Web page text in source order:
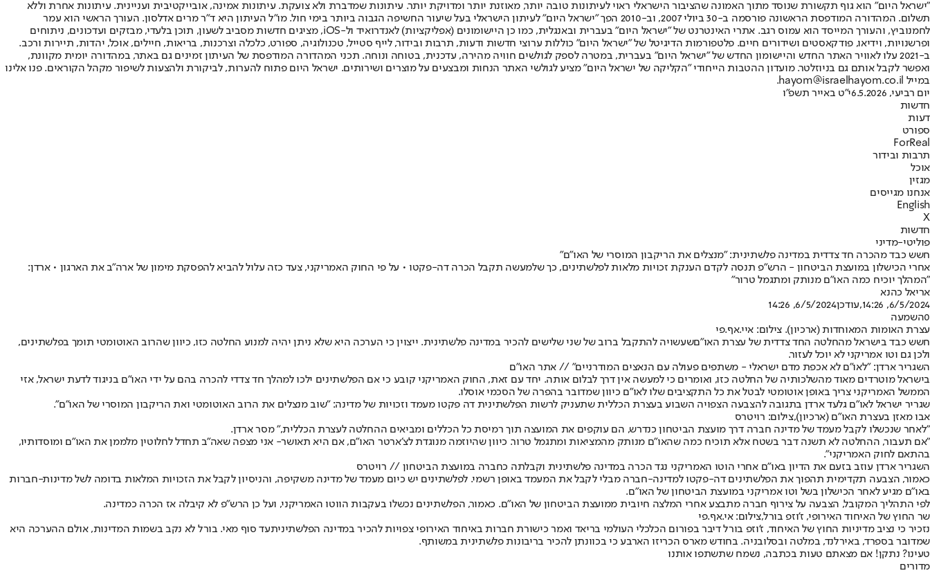
"ישראל היום" הוא גוף תקשורת שנוסד מתוך האמונה שהציבור הישראלי ראוי לעיתונות טובה יותר, מאוזנת יותר ומדויקת יותר. עיתונות שמדברת ולא צועקת. עיתונות אמינה, אובייקטיבית ועניינית. עיתונות אחרת וללא
תשלום. המהדורה המודפסת הראשונה פורסמה ב-30 ביולי 2007, וב-2010 הפך "ישראל היום" לעיתון הישראלי בעל שיעור החשיפה הגבוה ביותר בימי חול. מו"ל העיתון היא ד"ר מרים אדלסון. העורך הראשי הוא עמר
לחמנוביץ, והעורך המייסד הוא עמוס רגב. אתרי האינטרנט של "ישראל היום" בעברית ובאנגלית, כמו כן היישומונים (אפליקציות) לאנדרואיד ול-iOS, מציגים חדשות מסביב לשעון, תוכן בלעדי, מבזקים ועדכונים, ניתוחים
ופרשנויות, וידיאו, פודקאסטים ושידורים חיים. פלטפורמות הדיגיטל של "ישראל היום" כוללות ערוצי חדשות ודעות, תרבות ובידור, לייף סטייל, טכנולוגיה, ספורט, כלכלה וצרכנות, בריאות, חיילים, אוכל, יהדות, תיירות ורכב.
ב-2021 עלו לאוויר האתר החדש והיישומון החדש של "ישראל היום" בעברית, במטרה לספק לגולשים חוויה מהירה, עדכנית, בטוחה ונוחה. תכני המהדורה המודפסת של העיתון זמינים גם באתר, במהדורה יומית מקוונת,
ואפשר לקבל אותם גם בניוזלטר. מועדון ההטבות הייחודי "הקליקה של ישראל היום" מציע לגולשי האתר הנחות ומבצעים על מוצרים ושירותים. ישראל היום פתוח להערות, לביקורת ולהצעות לשיפור מקהל הקוראים. פנו אלינו
במייל hayom@israelhayom.co.il.
יום רביעי, 6.5.2026
י"ט באייר תשפ"ו
חדשות
דעות
ספורט
ForReal
תרבות ובידור
אוכל
מגזין
אנחנו מגייסים
English
X
חדשות
פוליטי-מדיני
חשש כבד מהכרה חד צדדית במדינה פלשתינית: "מנצלים את הריקבון המוסרי של האו"ם"
אחרי הכישלון במועצת הביטחון - הרש"פ תנסה לקדם הענקת זכויות מלאות לפלשתינים, כך שלמעשה תקבל הכרה דה-פקטו • על פי החוק האמריקני, צעד כזה עלול להביא להפסקת מימון של ארה"ב את הארגון • ארדן:
"המהלך יוכיח כמה האו"ם מנותק ומתגמל טרור"
אריאל כהנא
6/5/2024, 14:26
,עודכן6/5/2024, 14:26
0השמעה
עצרת האומות המאוחדות (ארכיון). צילום: איי.אף.פי
חשש כבד בישראל מהחלטה החד צדדית של עצרת האו"םשעשויה להתקבל ברוב של שני שלישים להכיר במדינה פלשתינית. ייצוין כי הערכה היא שלא ניתן יהיה למנוע החלטה כזו, כיוון שהרוב האוטומטי תומך בפלשתינים,
ולכן גם וטו אמריקני לא יוכל לעזור.
השגריר ארדן: "לאו"ם לא אכפת מדם ישראלי - משתפים פעולה עם הנאצים המודרניים" // אתר האו"ם
בישראל מוטרדים מאוד מהשלכותיה של החלטה כזו, ואומרים כי למעשה אין דרך לבלום אותה. יחד עם זאת, החוק האמריקני קובע כי אם הפלשתינים ילכו למהלך חד צדדי להכרה בהם על ידי האו"ם בניגוד לדעת ישראל, אזי
הממשל האמריקני צריך באופן אוטומטי לבטל את כל התקציבים שלו לאו"ם כיוון שמדובר בהפרה של הסכמי אוסלו.
שגריר ישראל לאו״ם גלעד ארדן בתגובה להצבעה הצפויה השבוע בעצרת הכללית שתעניק לרשות הפלשתינית דה פקטו מעמד וזכויות של מדינה: "שוב מנצלים את הרוב האוטומטי ואת הריקבון המוסרי של האו״ם".
אבו מאזן בעצרת האו"ם (ארכיון),צילום: רויטרס
"לאחר שנכשלו לקבל מעמד של מדינה חברה דרך מועצת הביטחון כנדרש, הם עוקפים את המועצה תוך רמיסת כל הכללים ומביאים ההחלטה לעצרת הכללית," מסר ארדן.
"אם תעבור, ההחלטה לא תשנה דבר בשטח אלא תוכיח כמה שהאו״ם מנותק מהמציאות ומתגמל טרור. כיוון שהיוזמה מנוגדת לצ׳ארטר האו״ם, אם היא תאושר- אני מצפה שאה"ב תחדל לחלוטין מלממן את האו״ם ומוסדותיו,
בהתאם לחוק האמריקני".
השגריר ארדן עוזב בזעם את הדיון באו"ם אחרי הוטו האמריקני נגד הכרה במדינה פלשתינית וקבלתה כחברה במועצת הביטחון // רויטרס
כאמור, הצבעה תקדימית תהפוך את הפלשתינים דה-פקטו למדינה-חברה מבלי לקבל את המעמד באופן רשמי. לפלשתינים יש כיום מעמד של מדינה משקיפה, והניסיון לקבל את הזכויות המלאות בדומה לשל מדינות-חברות
באו"ם מגיע לאחר הכישלון בשל וטו אמריקני במועצת הביטחון של האו"ם.
לפי התהליך המקובל, הצבעה על צירוף חברה מתבצע אחרי המלצה חיובית ממועצת הביטחון של האו"ם. כאמור, הפלשתינים נכשלו בעקבות הווטו האמריקני, ועל כן הרש"פ לא קיבלה אז הכרה כמדינה.
שר החוץ של האיחוד האירופי, ז'וזפ בורל,צילום: אי.אף.פי
נזכיר כי נציב מדיניות החוץ של האיחוד, ז'וזפ בורל דיבר בפורום הכלכלי העולמי בריאד ואמר כישורת חברות באיחוד האירופי צפויות להכיר במדינה הפלשתיניתעד סוף מאי. בורל לא נקב בשמות המדינות, אולם ההערכה היא
שמדובר בספרד, באירלנד, במלטה ובסלובניה. בחודש מארס הכריזו הארבע כי בכוונתן להכיר בריבונות פלשתינית במשותף.
טעינו? נתקן! אם מצאתם טעות בכתבה, נשמח שתשתפו אותנו
מדורים